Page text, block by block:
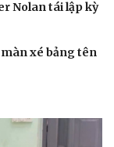
Nolan tái lập kỳ
xé bảng tên